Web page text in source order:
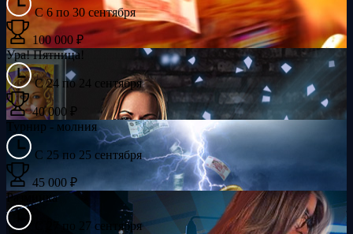
С 6 по 30 сентября
100 000 ₽
Ура! Пятница!
С 24 по 24 сентября
40 000 ₽
Турнир - молния
С 25 по 25 сентября
45 000 ₽
Разминка
С 27 по 27 сентября